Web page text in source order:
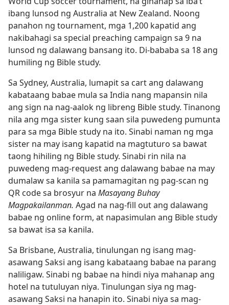
ibang lunsod ng Australia at New Zealand. Noong
panahon ng tournament, mga 1,200 kapatid ang
nakibahagi sa special preaching campaign sa 9 na
lunsod ng dalawang bansang ito. Di-bababa sa 18 ang
humiling ng Bible study.
Sa Sydney, Australia, lumapit sa cart ang dalawang
kabataang babae mula sa India nang mapansin nila
ang sign na nag-aalok ng libreng Bible study. Tinanong
nila ang mga sister kung saan sila puwedeng pumunta
para sa mga Bible study na ito. Sinabi naman ng mga
sister na may isang kapatid na magtuturo sa bawat
taong hihiling ng Bible study. Sinabi rin nila na
puwedeng mag-request ang dalawang babae na may
dumalaw sa kanila sa pamamagitan ng pag-scan ng
QR code sa brosyur na Masayang Buhay
Magpakailanman. Agad na nag-fill out ang dalawang
babae ng online form, at napasimulan ang Bible study
sa bawat isa sa kanila.
Sa Brisbane, Australia, tinulungan ng isang mag-
asawang Saksi ang isang kabataang babae na parang
naliligaw. Sinabi ng babae na hindi niya mahanap ang
hotel na tutuluyan niya. Tinulungan siya ng mag-
asawang Saksi na hanapin ito. Sinabi niya sa mag-